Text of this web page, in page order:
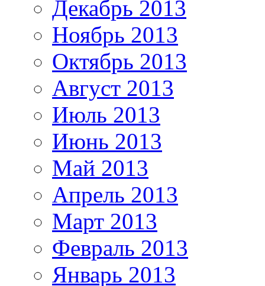
Декабрь 2013
Ноябрь 2013
Октябрь 2013
Август 2013
Июль 2013
Июнь 2013
Май 2013
Апрель 2013
Март 2013
Февраль 2013
Январь 2013